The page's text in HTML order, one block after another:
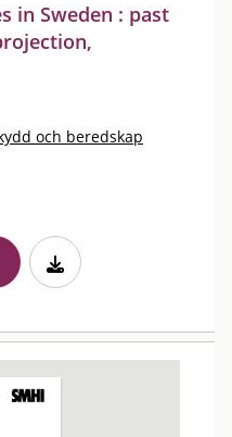
in Sweden : past
och beredskap